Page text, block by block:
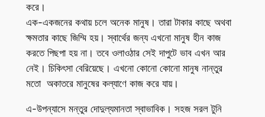
করে।
এক-একজনের কথায় চলে অনেক মানুষ। তারা টাকার কাছে অথবা
ক্ষমতার কাছে জিম্মি হয়। স্বার্থের জন্য এখনো মানুষ হীন কাজ
করতে পিছপা হয় না। তবে ওলাওঠার সেই দাপুটে ভাব এখন আর
নেই। চিকিৎসা বেরিয়েছে। এখনো কোনো কোনো মানুষ নান্তুর
মতো অকাতরে মানুষের কল্যাণে কাজ করে যায়।
এ-উপন্যাসে মন্তুর দোদুল্যমানতা স্বাভাবিক। সহজ সরল টুনি